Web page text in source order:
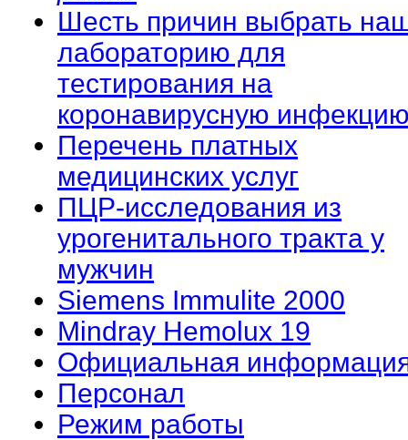
Шесть причин выбрать
лабораторию для
тестирования на
коронавирусную
Перечень платных
медицинских услуг
ПЦР-исследования из
урогенитального тракта у
мужчин
Siemens Immulite 2000
Mindray Hemolux 19
Официальная
Персонал
Режим работы